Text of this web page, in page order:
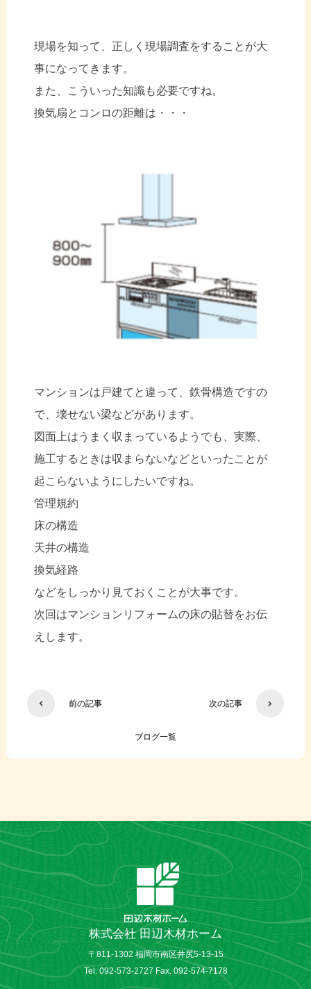
現場を知って、正しく現場調査をすることが大
事になってきます。
また、こういった知識も必要ですね。
換気扇とコンロの距離は・・・
マンションは戸建てと違って、鉄骨構造ですの
で、壊せない梁などがあります。
図面上はうまく収まっているようでも、実際、
施工するときは収まらないなどといったことが
起こらないようにしたいですね。
管理規約
床の構造
天井の構造
換気経路
などをしっかり見ておくことが大事です。
次回はマンションリフォームの床の貼替をお伝
えします。
前の記事
ブログ一覧
次の記事
株式会社 田辺木材ホーム
〒811-1302 福岡市南区井尻5-13-15
Tel. 092-573-2727 Fax. 092-574-7178